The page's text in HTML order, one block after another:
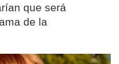
que será
de la